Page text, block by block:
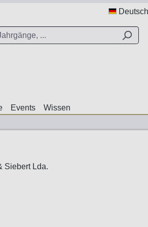
Deutsch
Events Wissen
Siebert Lda.